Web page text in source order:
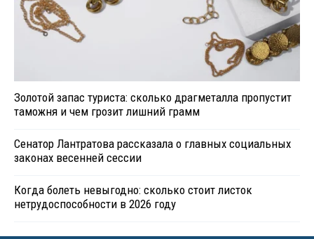
Золотой запас туриста: сколько драгметалла пропустит
таможня и чем грозит лишний грамм
Сенатор Лантратова рассказала о главных социальных
законах весенней сессии
Когда болеть невыгодно: сколько стоит листок
нетрудоспособности в 2026 году